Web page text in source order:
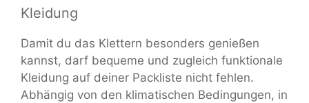
Kleidung
Damit du das Klettern besonders genießen
kannst, darf bequeme und zugleich funktionale
Kleidung auf deiner Packliste nicht fehlen.
Abhängig von den klimatischen Bedingungen, in